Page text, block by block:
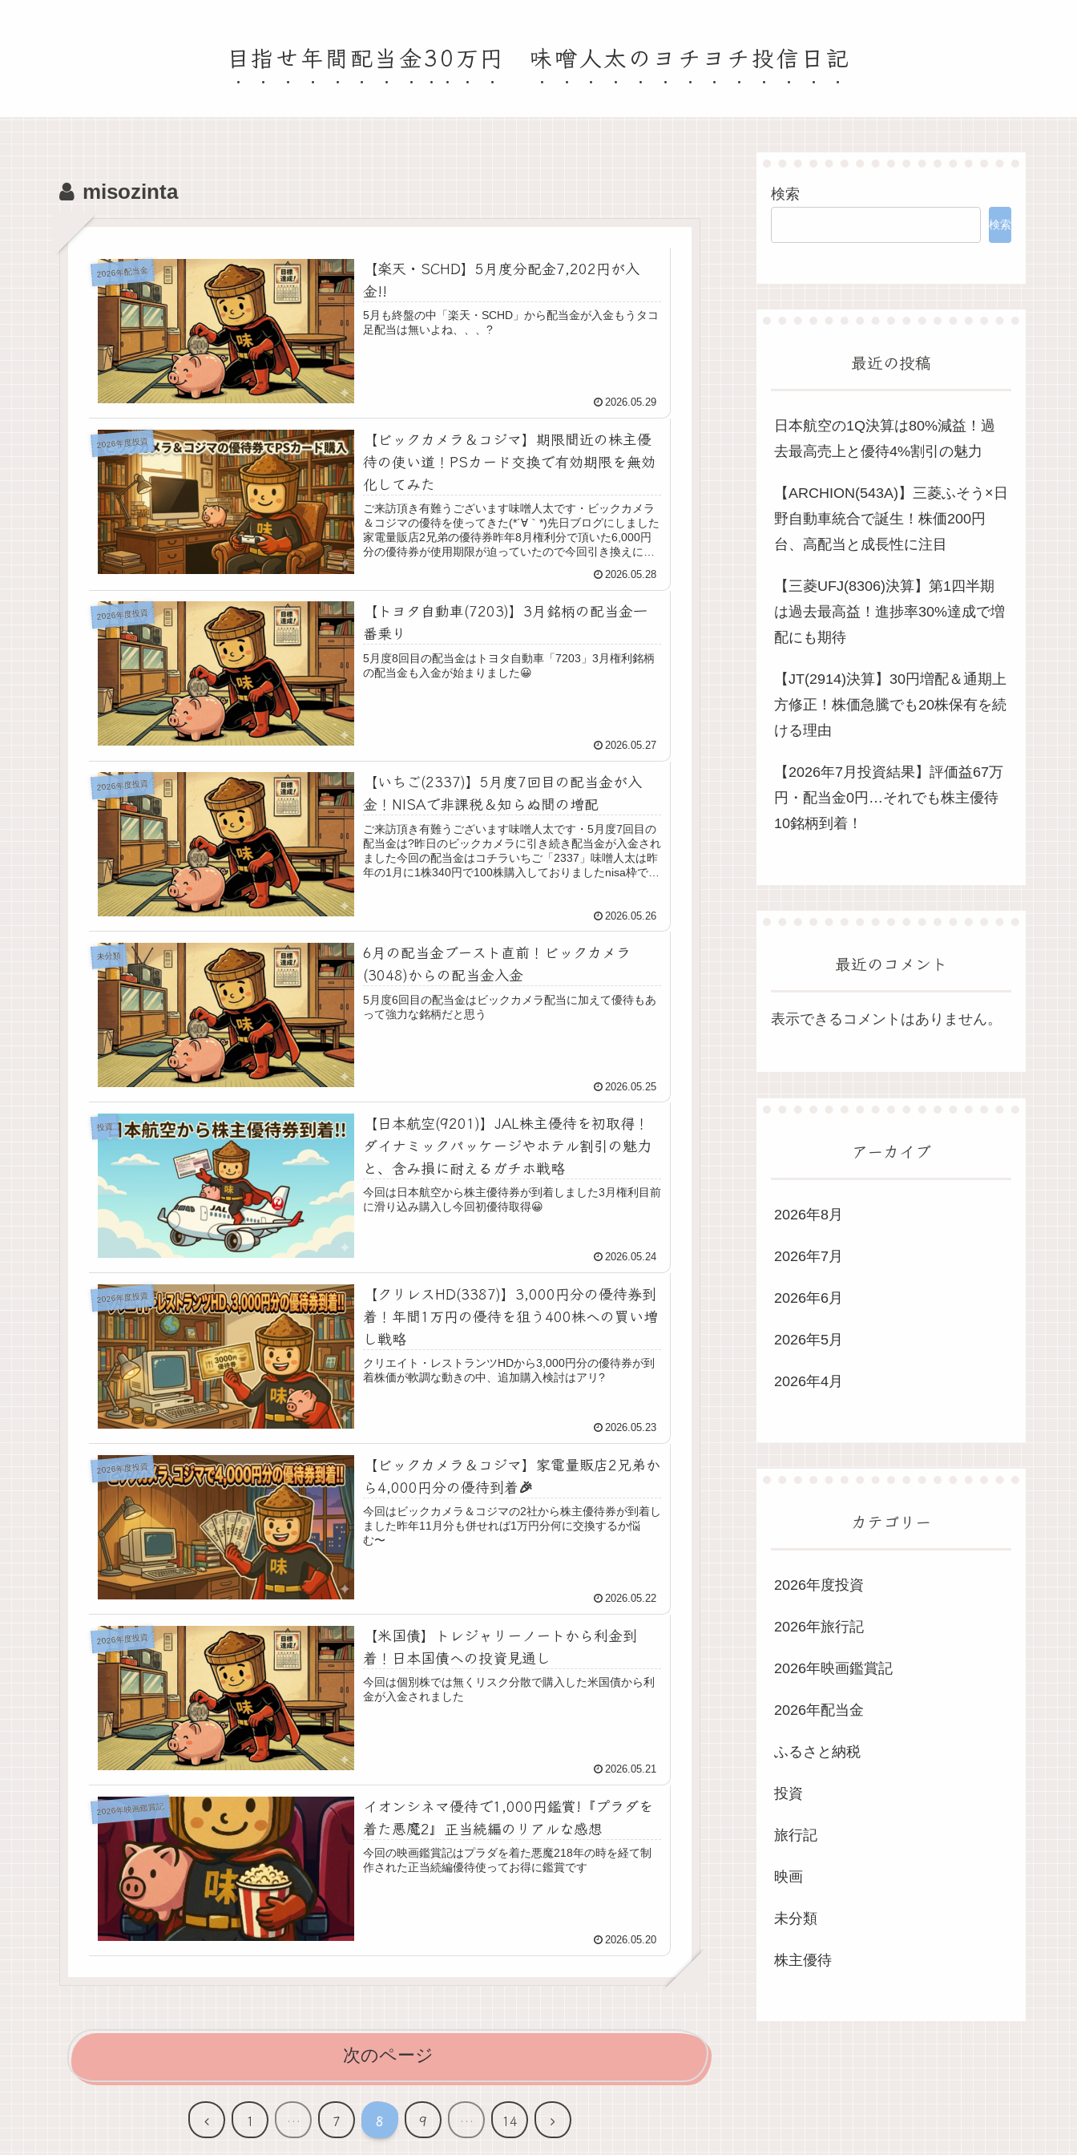
目指せ年間配当金30万円 味噌人太のヨチヨチ投信日記
misozinta
2026年配当金
【楽天・SCHD】5月度分配金7,202円が入
金!!
5月も終盤の中「楽天・SCHD」から配当金が入金もうタコ
足配当は無いよね、、、?
2026.05.29
2026年度投資
【ビックカメラ＆コジマ】期限間近の株主優
待の使い道！PSカード交換で有効期限を無効
化してみた
ご来訪頂き有難うございます味噌人太です・ビックカメラ
＆コジマの優待を使ってきた(*´∀｀*)先日ブログにしました
家電量販店2兄弟の優待券昨年8月権利分で頂いた6,000円
分の優待券が使用期限が迫っていたので今回引き換えに行
2026.05.28
2026年度投資
【トヨタ自動車(7203)】3月銘柄の配当金一
番乗り
5月度8回目の配当金はトヨタ自動車「7203」3月権利銘柄
の配当金も入金が始まりました😀
2026.05.27
2026年度投資
【いちご(2337)】5月度7回目の配当金が入
金！NISAで非課税＆知らぬ間の増配
ご来訪頂き有難うございます味噌人太です・5月度7回目の
配当金は?昨日のビックカメラに引き続き配当金が入金され
ました今回の配当金はコチラいちご「2337」味噌人太は昨
年の1月に1株340円で100株購入しておりましたnisa枠で購
2026.05.26
未分類
6月の配当金ブースト直前！ビックカメラ
(3048)からの配当金入金
5月度6回目の配当金はビックカメラ配当に加えて優待もあ
って強力な銘柄だと思う
2026.05.25
投資
【日本航空(9201)】JAL株主優待を初取得！
ダイナミックパッケージやホテル割引の魅力
と、含み損に耐えるガチホ戦略
今回は日本航空から株主優待券が到着しました3月権利目前
に滑り込み購入し今回初優待取得😀
2026.05.24
2026年度投資
【クリレスHD(3387)】3,000円分の優待券到
着！年間1万円の優待を狙う400株への買い増
し戦略
クリエイト・レストランツHDから3,000円分の優待券が到
着株価が軟調な動きの中、追加購入検討はアリ?
2026.05.23
2026年度投資
【ビックカメラ＆コジマ】家電量販店2兄弟か
ら4,000円分の優待到着🎉
今回はビックカメラ＆コジマの2社から株主優待券が到着し
ました昨年11月分も併せれば1万円分何に交換するか悩
む〜
2026.05.22
2026年度投資
【米国債】トレジャリーノートから利金到
着！日本国債への投資見通し
今回は個別株では無くリスク分散で購入した米国債から利
金が入金されました
2026.05.21
2026年映画鑑賞記
イオンシネマ優待で1,000円鑑賞!『プラダを
着た悪魔2』正当続編のリアルな感想
今回の映画鑑賞記はプラダを着た悪魔218年の時を経て制
作された正当続編優待使ってお得に鑑賞です
2026.05.20
次のページ
前
1 … 7 8 9 … 14
次
検索
検索
最近の投稿
日本航空の1Q決算は80%減益！過
去最高売上と優待4%割引の魅力
【ARCHION(543A)】三菱ふそう×日
野自動車統合で誕生！株価200円
台、高配当と成長性に注目
【三菱UFJ(8306)決算】第1四半期
は過去最高益！進捗率30%達成で増
配にも期待
【JT(2914)決算】30円増配＆通期上
方修正！株価急騰でも20株保有を続
ける理由
【2026年7月投資結果】評価益67万
円・配当金0円…それでも株主優待
10銘柄到着！
最近のコメント
表示できるコメントはありません。
アーカイブ
2026年8月
2026年7月
2026年6月
2026年5月
2026年4月
カテゴリー
2026年度投資
2026年旅行記
2026年映画鑑賞記
2026年配当金
ふるさと納税
投資
旅行記
映画
未分類
株主優待